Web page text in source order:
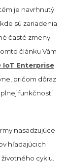
je navrhnutý
sú zariadenia
časté zmeny
článku Vám
IoT Enterprise
pričom dôraz
funkčnosti
nasadzujúce
hľadajúcich
cyklu.